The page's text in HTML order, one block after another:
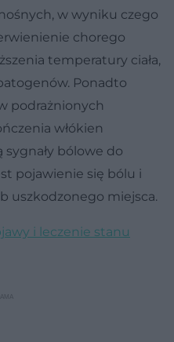
w wyniku czego
chorego
temperatury ciała,
Ponadto
podrażnionych
włókien
sygnały bólowe do
pojawienie się bólu i
uszkodzonego miejsca.
i leczenie stanu